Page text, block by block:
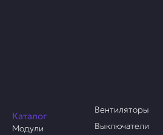
Каталог
Модули
Вентиляторы
Выключатели